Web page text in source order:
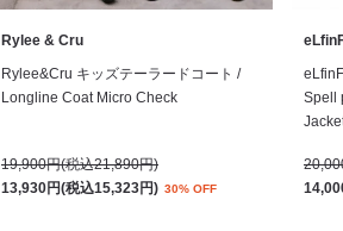
Rylee & Cru
Rylee&Cru キッズテーラードコート /
Longline Coat Micro Check
19,900円(税込21,890円)
13,930円(税込15,323円) 30% OFF
Spell